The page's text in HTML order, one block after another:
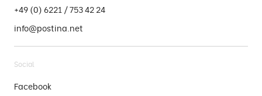
+49 (0) 6221 / 753 42 24
info@postina.net
Social
Facebook